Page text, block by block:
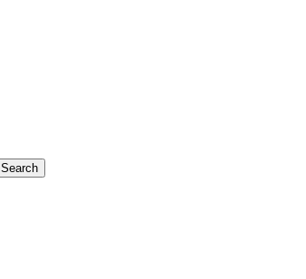
Search